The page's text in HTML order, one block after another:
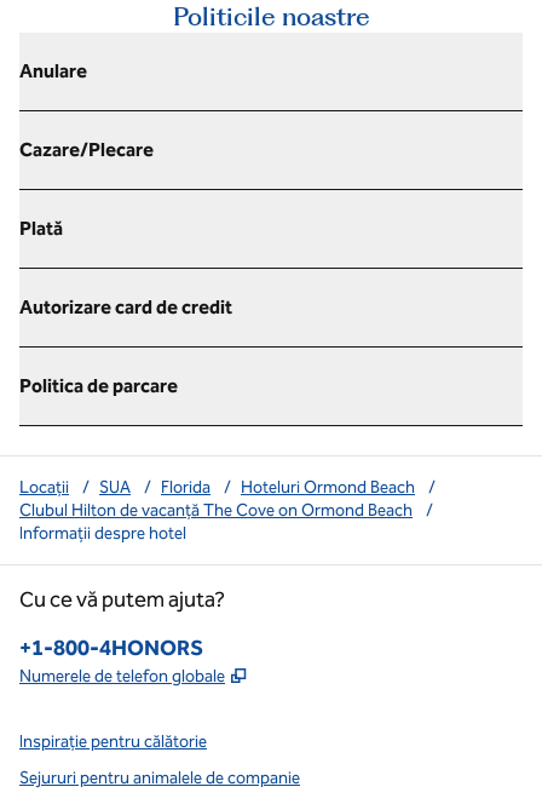
Politicile noastre
Anulare
Cazare/Plecare
Plată
Autorizare card de credit
Politica de parcare
Locații / SUA / Florida / Hoteluri Ormond Beach
/
Clubul Hilton de vacanță The Cove on Ormond Beach
/
Informații despre hotel
Cu ce vă putem ajuta?
Telefon:
+1-800-4HONORS
Numerele de telefon globale ,
Inspirație pentru călătorie
Sejururi pentru animalele de companie